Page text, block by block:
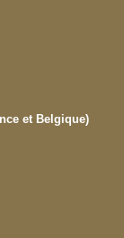
et Belgique)